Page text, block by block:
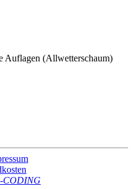
Auflagen (Allwetterschaum)
CODING